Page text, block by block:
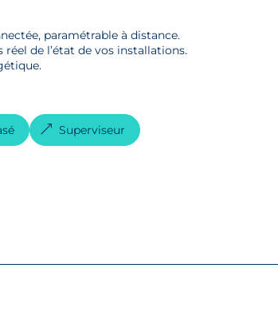
paramétrable à distance.
de l’état de vos installations.
Superviseur